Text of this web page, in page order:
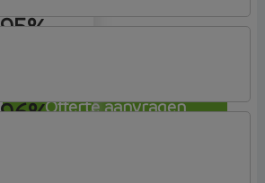
Offerte aanvragen